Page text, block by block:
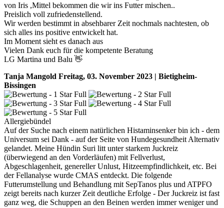
von Iris ,Mittel bekommen die wir ins Futter mischen..
Preislich voll zufriedenstellend.
Wir werden bestimmt in absehbarer Zeit nochmals nachtesten, ob
sich alles ins positive entwickelt hat.
Im Moment sieht es danach aus
Vielen Dank euch für die kompetente Beratung
LG Martina und Balu 👋
Tanja Mangold Freitag, 03. November 2023 | Bietigheim-
Bissingen
Allergiebündel
Auf der Suche nach einem natürlichen Histaminsenker bin ich - dem
Universum sei Dank - auf der Seite von Hundegesundheit Alternativ
gelandet. Meine Hündin Suri litt unter starkem Juckreiz
(überwiegend an den Vorderläufen) mit Fellverlust,
Abgeschlagenheit, genereller Unlust, Hitzeempfindlichkeit, etc. Bei
der Fellanalyse wurde CMAS entdeckt. Die folgende
Futterumstellung und Behandlung mit SepTanos plus und ATPFO
zeigt bereits nach kurzer Zeit deutliche Erfolge - Der Juckreiz ist fast
ganz weg, die Schuppen an den Beinen werden immer weniger und